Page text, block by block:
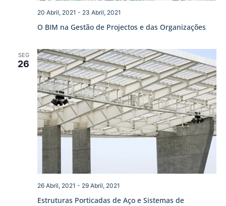
O BIM na Gestão de Projectos e das Organizações
20 Abril, 2021 - 23 Abril, 2021
SEG
26
Estruturas Porticadas de Aço e Sistemas de
26 Abril, 2021 - 29 Abril, 2021